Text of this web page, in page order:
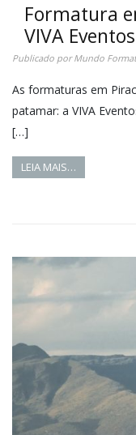
Formatura
VIVA
Publicado porMundo
As formaturas em
patamar: a VIVA
[…]
LEIA MAIS…